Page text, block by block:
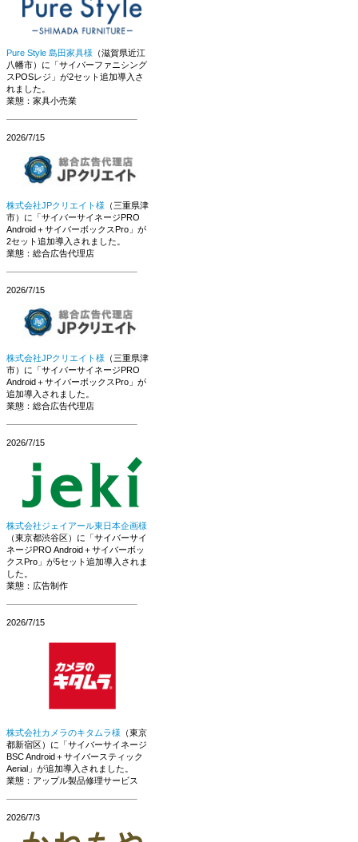
Pure Style 島田家具様 （滋賀県近江
八幡市）に「サイバーファニシング
スPOSレジ」が2セット追加導入さ
れました。
業態：家具小売業
2026/7/15
株式会社JPクリエイト様 （三重県津
市）に「サイバーサイネージPRO
Android＋サイバーボックスPro」が
2セット追加導入されました。
業態：総合広告代理店
2026/7/15
株式会社JPクリエイト様 （三重県津
市）に「サイバーサイネージPRO
Android＋サイバーボックスPro」が
追加導入されました。
業態：総合広告代理店
2026/7/15
株式会社ジェイアール東日本企画様
（東京都渋谷区）に「サイバーサイ
ネージPRO Android＋サイバーボッ
クスPro」が5セット追加導入されま
した。
業態：広告制作
2026/7/15
株式会社カメラのキタムラ様 （東京
都新宿区）に「サイバーサイネージ
BSC Android＋サイバースティック
Aerial」が追加導入されました。
業態：アップル製品修理サービス
2026/7/3